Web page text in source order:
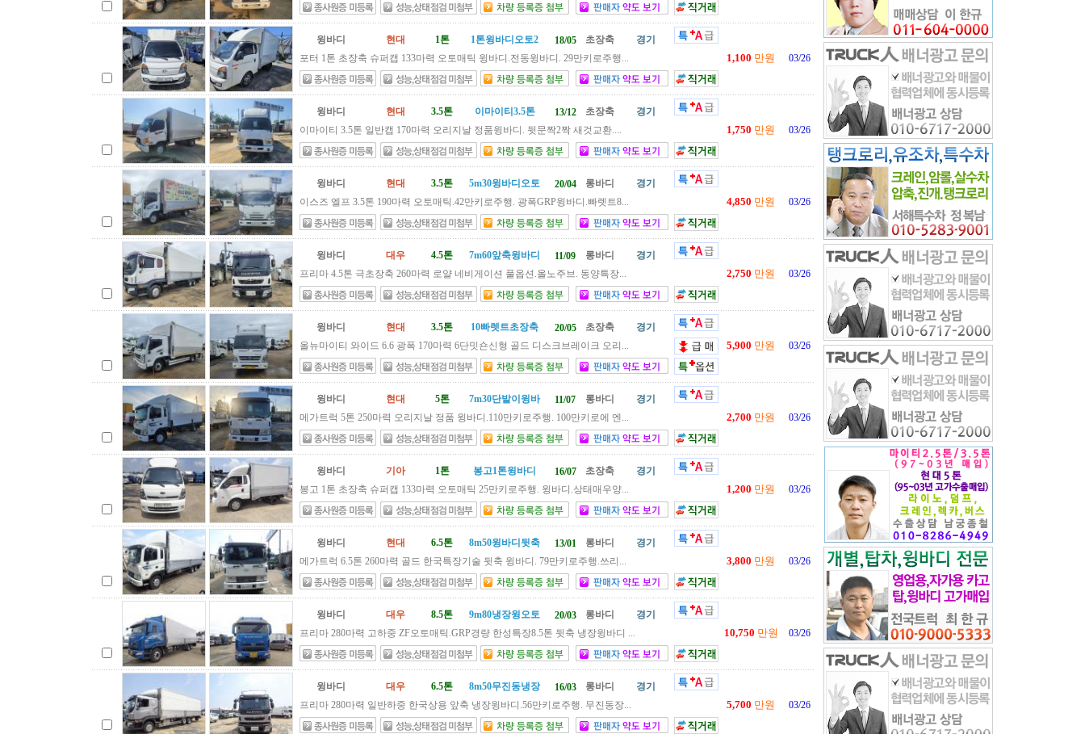
윙바디 현대 1톤 1톤윙바디오토2 18/05 초장축
경기
포터 1톤 초장축 슈퍼캡 133마력 오토매틱 윙바디.전동윙바디. 29만키로주행...
1,100 만원 03/26
윙바디 현대 3.5톤 이마이티3.5톤 13/12 초장축
경기
이마이티 3.5톤 일반캡 170마력 오리지날 정품윙바디. 뒷문짝2짝 새것교환....
1,750 만원 03/26
윙바디 현대 3.5톤 5m30윙바디오토 20/04 롱바디
경기
이스즈 엘프 3.5톤 190마력 오토매틱.42만키로주행. 광폭GRP윙바디.빠렛트8...
4,850 만원 03/26
윙바디 대우 4.5톤 7m60앞축윙바디 11/09 롱바디
경기
프리마 4.5톤 극초장축 260마력 로얄 네비게이션 풀옵션.올노주브. 동양특장...
2,750 만원 03/26
윙바디 현대 3.5톤 10빠렛트초장축 20/05 초장축
경기
올뉴마이티 와이드 6.6 광폭 170마력 6단밋숀신형 골드 디스크브레이크 오리...
5,900 만원 03/26
윙바디 현대 5톤 7m30단발이윙바 11/07 롱바디
경기
메가트럭 5톤 250마력 오리지날 정품 윙바디.110만키로주행. 100만키로에 엔...
2,700 만원 03/26
윙바디 기아 1톤 봉고1톤윙바디 16/07 초장축
경기
봉고 1톤 초장축 슈퍼캡 133마력 오토매틱 25만키로주행. 윙바디.상태매우양...
1,200 만원 03/26
윙바디 현대 6.5톤 8m50윙바디뒷축 13/01 롱바디
경기
메가트럭 6.5톤 260마력 골드 한국특장기술 뒷축 윙바디. 79만키로주행.쓰리...
3,800 만원 03/26
윙바디 대우 8.5톤 9m80냉장윙오토 20/03 롱바디
경기
프리마 280마력 고하중 ZF오토매틱.GRP경량 한성특장8.5톤 뒷축 냉장윙바디 ...
10,750 만원 03/26
윙바디 대우 6.5톤 8m50무진동냉장 16/03 롱바디
경기
프리마 280마력 일반하중 한국상용 앞축 냉장윙바디.56만키로주행. 무진동장...
5,700 만원 03/26